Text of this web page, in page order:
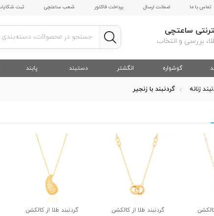
تماس با ما ضمانت ارسال پرداخت فاکتور شعب ساعتچی ثبت
ساعتچی
بررسی و انتخاب
گوشواره انگشتر دستبند پابند
زنانه گردنبند با زنجیر
گردنبند طلا از کالکشن
گردنبند طلا از کالکشن